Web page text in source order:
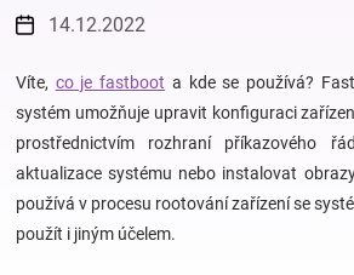
Pokojíček
a
kojenecká
výbava
14.12.2022
Víte, co je fastboot a kde se používá?
systém umožňuje upravit konfiguraci
prostřednictvím rozhraní příkazového
aktualizace systému nebo instalovat
používá v procesu rootování zařízení se
použít i jiným účelem.